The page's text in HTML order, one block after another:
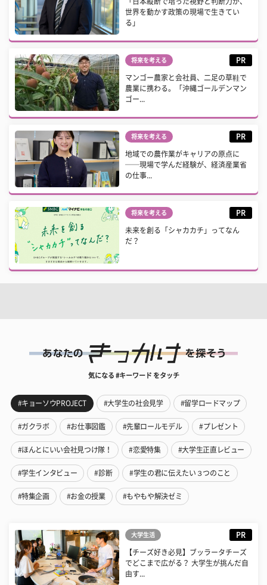
世界を動かす政策の現場で生きてい
る」
将来を考える PR
マンゴー農家と会社員、二足の草鞋で
農業に携わる。「沖縄ゴールデンマン
ゴー...
将来を考える PR
地域での農作業がキャリアの原点に
──現場で学んだ経験が、経済産業省
の仕事...
将来を考える PR
未来を創る「シャカカチ」ってなん
だ？
気になる #キーワード をタッチ
#キョーソウPROJECT #大学生の社会見学 #留学ロードマップ
#ガクラボ #お仕事図鑑 #先輩ロールモデル #プレゼント
#ほんとにいい会社見つけ隊！ #恋愛特集 #大学生正直レビュー
#学生インタビュー #診断 #学生の君に伝えたい３つのこと
#特集企画 #お金の授業 #もやもや解決ゼミ
大学生活 PR
【チーズ好き必見】ブッラータチーズ
でどこまで広がる？ 大学生が挑んだ自
由す...